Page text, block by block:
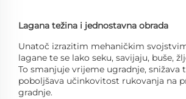
Lagana težina i jednostavna obrada
Unatoč izrazitim mehaničkim
lagane te se lako seku, savijaju, buše,
To smanjuje vrijeme ugradnje, snižava
poboljšava učinkovitost rukovanja na
gradnje.